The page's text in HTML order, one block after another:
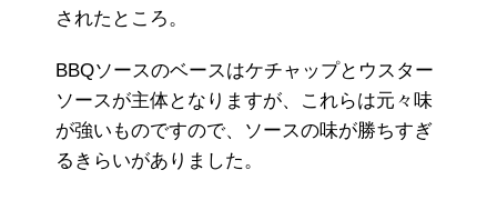
されたところ。
BBQソースのベースはケチャップとウスター
ソースが主体となりますが、これらは元々味
が強いものですので、ソースの味が勝ちすぎ
るきらいがありました。